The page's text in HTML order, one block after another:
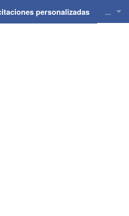
personalizadas ...